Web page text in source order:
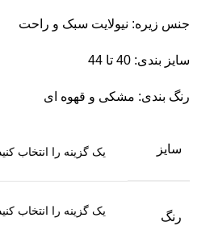
جنس زیره: نیولایت سبک و راحت
سایز بندی: 40 تا 44
رنگ بندی: مشکی و قهوه ای
سایز
رنگ